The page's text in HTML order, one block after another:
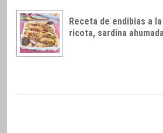
Receta de endibias a
ricota, sardina